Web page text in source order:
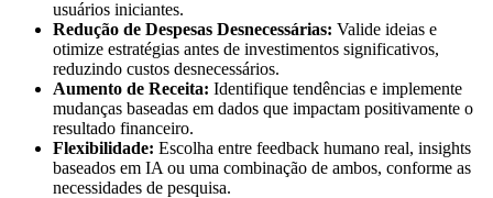
usuários iniciantes.
Redução de Despesas Desnecessárias: Valide ideias e
otimize estratégias antes de investimentos significativos,
reduzindo custos desnecessários.
Aumento de Receita: Identifique tendências e implemente
mudanças baseadas em dados que impactam positivamente o
resultado financeiro.
Flexibilidade: Escolha entre feedback humano real, insights
baseados em IA ou uma combinação de ambos, conforme as
necessidades de pesquisa.